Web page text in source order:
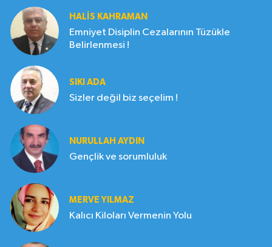
HALIS KAHRAMAN
Emniyet Disiplin Cezalarının Tüzükle
Belirlenmesi !
SIKI ADA
Sizler değil biz seçelim !
NURULLAH AYDIN
Gençlik ve sorumluluk
MERVE YILMAZ
Kalıcı Kiloları Vermenin Yolu